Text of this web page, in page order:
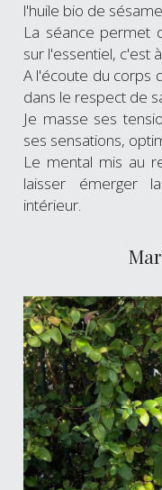
l'huile bio de
La séance permet
sur l'essentiel, c'est
A l'écoute du corps
dans le respect de
Je masse ses
ses sensations,
Le mental mis au
laisser émerger
intérieur.